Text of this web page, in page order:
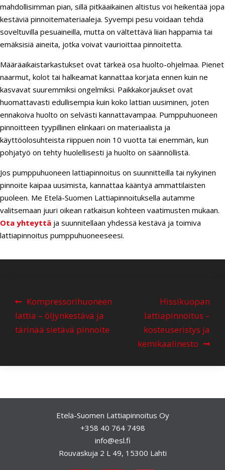
mahdollisimman pian, sillä pitkäaikainen altistus voi heikentää jopa
kestäviä pinnoitemateriaaleja. Syvempi pesu voidaan tehdä
soveltuvilla pesuaineilla, mutta on vältettävä liian happamia tai
emäksisiä aineita, jotka voivat vaurioittaa pinnoitetta.
Määräaikaistarkastukset ovat tärkeä osa huolto-ohjelmaa. Pienet
naarmut, kolot tai halkeamat kannattaa korjata ennen kuin ne
kasvavat suuremmiksi ongelmiksi. Paikkakorjaukset ovat
huomattavasti edullisempia kuin koko lattian uusiminen, joten
ennakoiva huolto on selvästi kannattavampaa. Pumppuhuoneen
pinnoitteen tyypillinen elinkaari on materiaalista ja
käyttöolosuhteista riippuen noin 10 vuotta tai enemmän, kun
pohjatyö on tehty huolellisesti ja huolto on säännöllistä.
Jos pumppuhuoneen lattiapinnoitus on suunnitteilla tai nykyinen
pinnoite kaipaa uusimista, kannattaa kääntyä ammattilaisten
puoleen. Me Etelä-Suomen Lattiapinnoituksella autamme
valitsemaan juuri oikean ratkaisun kohteen vaatimusten mukaan.
Ota yhteyttä ja suunnitellaan yhdessä kestävä ja toimiva
lattiapinnoitus pumppuhuoneeseesi.
A
r
t
Kompressorihuoneen
lattia – öljynkestävä ja
tärinää sietävä pinnoite
Hissikuopan
lattiapinnoitus –
kosteuseristys ja
kemikaalinesto
Etelä-Suomen Lattiapinnoitus Oy
+358 40 764 7498
info@esl.fi
Rouvaskuja 2 L 49, 15300 Lahti